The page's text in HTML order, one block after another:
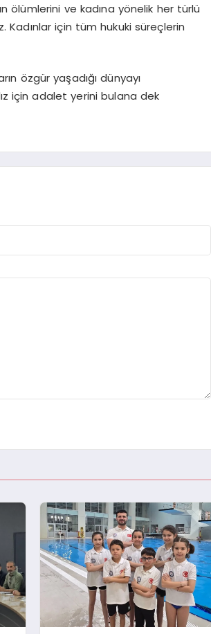
ölümlerini ve kadına yönelik her türlü
için tüm hukuki süreçlerin
özgür yaşadığı dünyayı
için adalet yerini bulana dek